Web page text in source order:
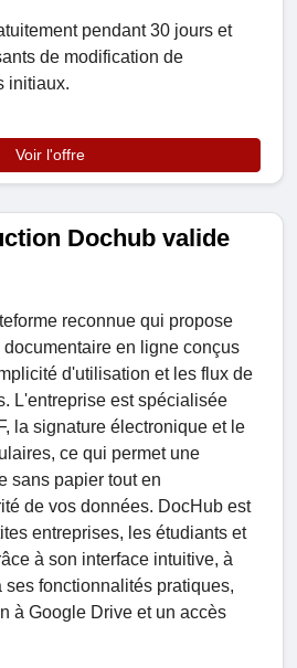
pendant 30 jours et
de modification de
initiaux.
Voir l'offre
Dochub valide
reconnue qui propose
en ligne conçus
d'utilisation et les flux de
L'entreprise est spécialisée
la signature électronique et le
ce qui permet une
sans papier tout en
de vos données. DocHub est
entreprises, les étudiants et
à son interface intuitive, à
fonctionnalités pratiques,
à Google Drive et un accès